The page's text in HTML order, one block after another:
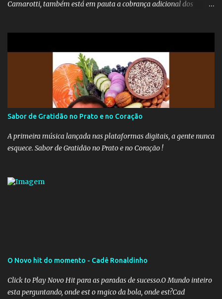
Camarotti, também está em pauta a cobrança adicional dos
a publicação, a reforma da Previdência Social também está sendo
analisada pelos governadores, que querem subir a taxa de
recolhimento. Nesse caso, seriam atingidos os inativos da União e
dos estados. Atualmente, o teto do INSS é de R$ 5.189,82
Sabor de Gratidão no Prato e no Coração
A primeira música lançada nas plataformas digitais, a gente nunca
esquece. Sabor de Gratidão no Prato e no Coração !
O Novo hit do momento - Cadê Ronaldinho
Click to Play Novo Hit para as paradas de sucesso.O Mundo inteiro
esta perguntando, onde est o mgico da bola, onde est?Cad